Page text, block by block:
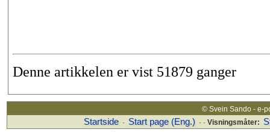
Denne artikkelen er vist 51879 ganger
© Svein Sando - e-
Startside · Start page (Eng.) · · Visningsmåter: